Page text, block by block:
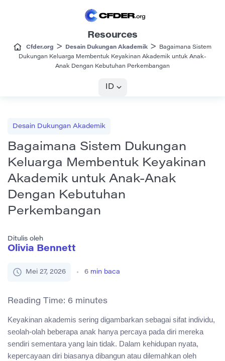
Resources
Cfder.org > Desain Dukungan Akademik >
Bagaimana Sistem
Dukungan Keluarga Membentuk Keyakinan Akademik untuk Anak-
Anak Dengan Kebutuhan Perkembangan
ID
Desain Dukungan Akademik
Bagaimana Sistem Dukungan
Keluarga Membentuk Keyakinan
Akademik untuk Anak-Anak
Dengan Kebutuhan
Perkembangan
Ditulis oleh
Olivia Bennett
Mei 27, 2026 6 min baca
Reading Time: 6 minutes
Keyakinan akademis sering digambarkan sebagai sifat individu,
seolah-olah beberapa anak hanya percaya pada diri mereka
sendiri sementara yang lain tidak. Dalam kehidupan nyata,
kepercayaan diri biasanya dibangun atau dilemahkan oleh